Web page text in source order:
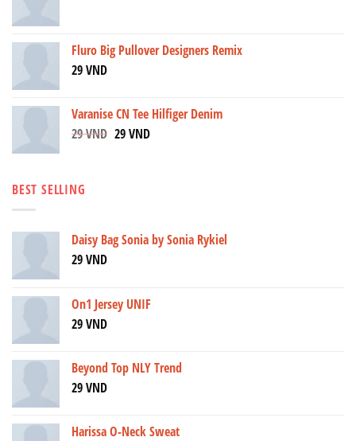
Fluro Big Pullover Designers Remix
29VND
Varanise CN Tee Hilfiger Denim
29VND 29VND
BEST SELLING
Daisy Bag Sonia by Sonia Rykiel
29VND
On1 Jersey UNIF
29VND
Beyond Top NLY Trend
29VND
Harissa O-Neck Sweat